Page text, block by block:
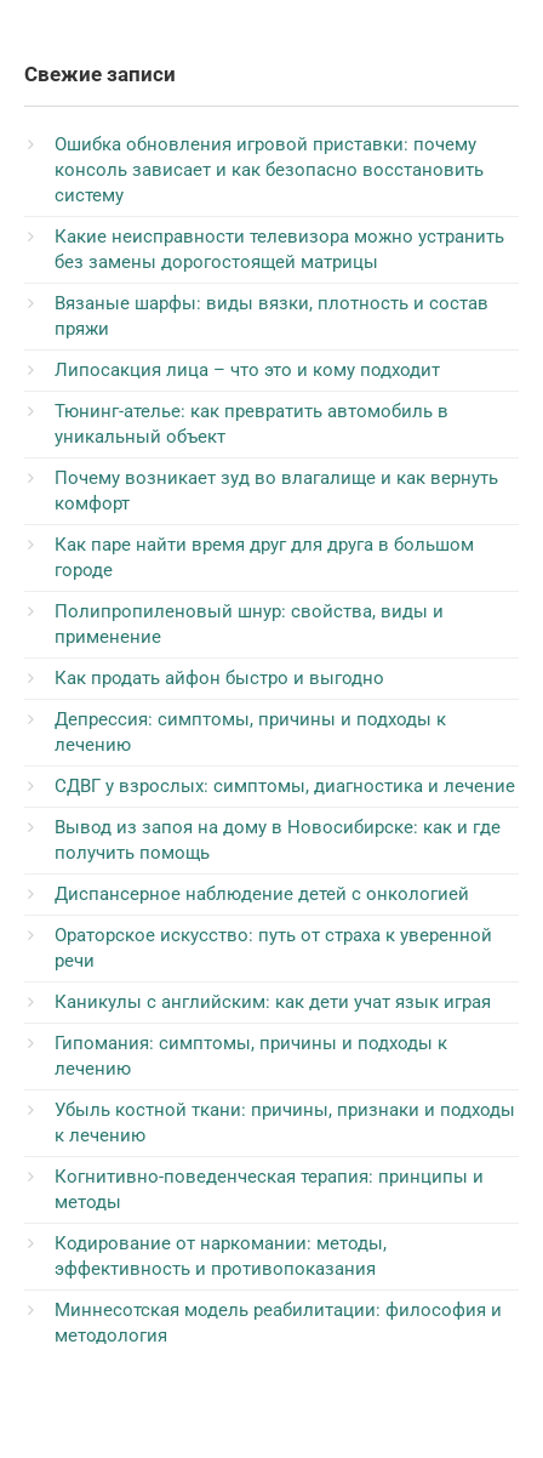
Свежие записи
Ошибка обновления игровой приставки: почему
консоль зависает и как безопасно восстановить
систему
Какие неисправности телевизора можно устранить
без замены дорогостоящей матрицы
Вязаные шарфы: виды вязки, плотность и состав
пряжи
Липосакция лица – что это и кому подходит
Тюнинг-ателье: как превратить автомобиль в
уникальный объект
Почему возникает зуд во влагалище и как вернуть
комфорт
Как паре найти время друг для друга в большом
городе
Полипропиленовый шнур: свойства, виды и
применение
Как продать айфон быстро и выгодно
Депрессия: симптомы, причины и подходы к
лечению
СДВГ у взрослых: симптомы, диагностика и лечение
Вывод из запоя на дому в Новосибирске: как и где
получить помощь
Диспансерное наблюдение детей с онкологией
Ораторское искусство: путь от страха к уверенной
речи
Каникулы с английским: как дети учат язык играя
Гипомания: симптомы, причины и подходы к
лечению
Убыль костной ткани: причины, признаки и подходы
к лечению
Когнитивно-поведенческая терапия: принципы и
методы
Кодирование от наркомании: методы,
эффективность и противопоказания
Миннесотская модель реабилитации: философия и
методология